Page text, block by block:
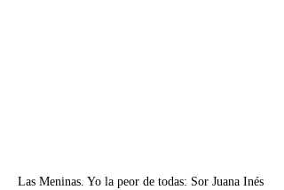
Las Meninas. Yo la peor de todas: Sor Juana Inés